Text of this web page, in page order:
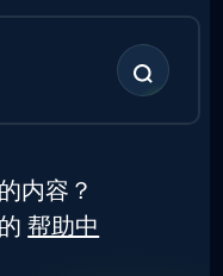
内容？
帮助中